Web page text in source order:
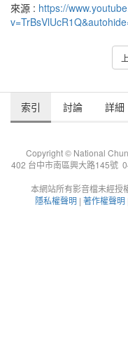
來源 : https://
索引 討論 詳細
Copyright © National
402 台中市南區興大路145號
本網站所有影音檔未經授
隱私權聲明 | 著作權聲明